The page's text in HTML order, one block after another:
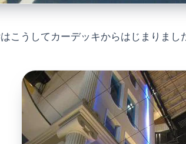
こうしてカーデッキからはじまりまし